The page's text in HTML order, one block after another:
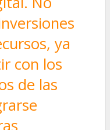
ya
con los
de las